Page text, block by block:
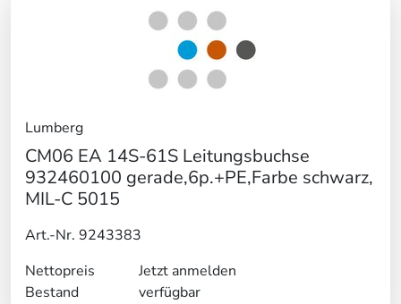
Lumberg
CM06 EA 14S-61S Leitungsbuchse
932460100 gerade,6p.+PE,Farbe schwarz,
MIL-C 5015
Art.-Nr. 9243383
Nettopreis
Jetzt anmelden
Bestand
verfügbar